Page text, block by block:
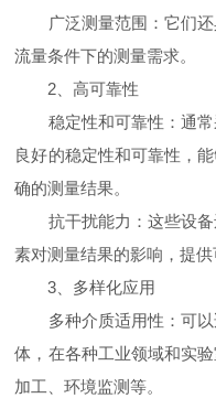
广泛测量范围：它们还
流量条件下的测量需求。
2、高可靠性
稳定性和可靠性：通常
良好的稳定性和可靠性，
确的测量结果。
抗干扰能力：这些设备
素对测量结果的影响，提供
3、多样化应用
多种介质适用性：可以
体，在各种工业领域和实
加工、环境监测等。